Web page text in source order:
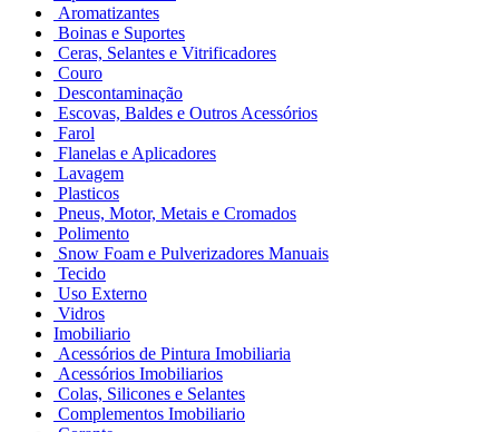
Aromatizantes
Boinas e Suportes
Ceras, Selantes e Vitrificadores
Couro
Descontaminação
Escovas, Baldes e Outros Acessórios
Farol
Flanelas e Aplicadores
Lavagem
Plasticos
Pneus, Motor, Metais e Cromados
Polimento
Snow Foam e Pulverizadores Manuais
Tecido
Uso Externo
Vidros
Imobiliario
Acessórios de Pintura Imobiliaria
Acessórios Imobiliarios
Colas, Silicones e Selantes
Complementos Imobiliario